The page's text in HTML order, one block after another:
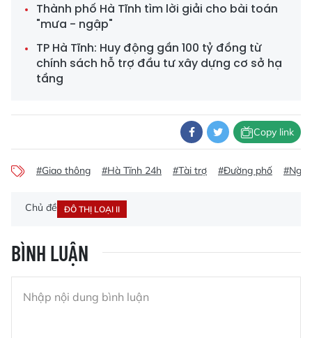
Thành phố Hà Tĩnh tìm lời giải cho bài toán
"mưa - ngập"
TP Hà Tĩnh: Huy động gần 100 tỷ đồng từ
chính sách hỗ trợ đầu tư xây dựng cơ sở hạ
tầng
Copy link
#Giao thông #Hà Tĩnh 24h #Tài trợ #Đường phố
Chủ đề ĐÔ THỊ LOẠI II
BÌNH LUẬN